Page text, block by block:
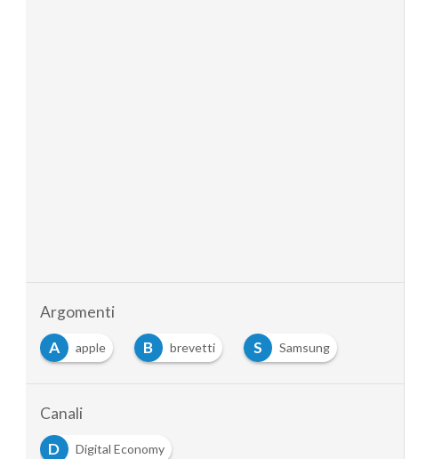
Argomenti
A
apple B brevetti S Samsung
Canali
D
Digital Economy